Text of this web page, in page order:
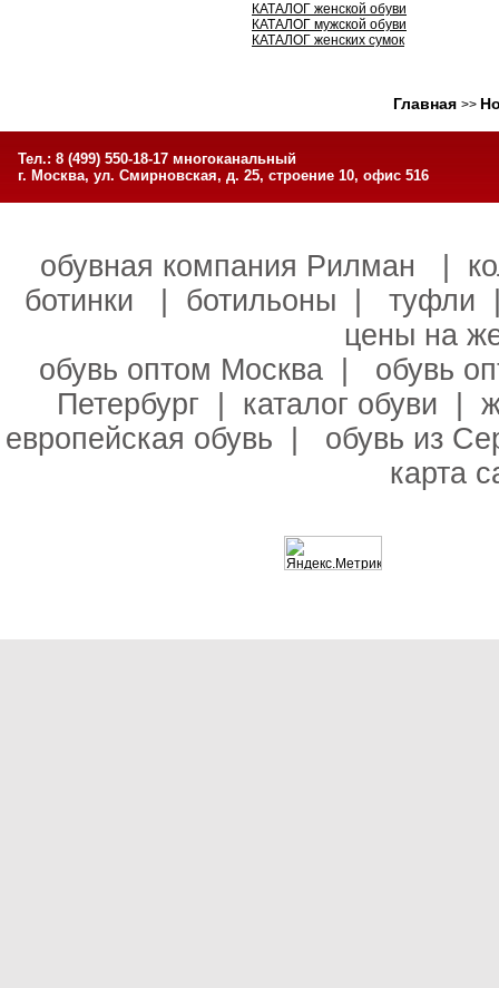
КАТАЛОГ женской обуви
КАТАЛОГ мужской обуви
КАТАЛОГ женских сумок
Главная >>
Тел.: 8 (499) 550-18-17 многоканальный
г. Москва, ул. Смирновская, д. 25, строение 10, офис 516
обувная компания Рилман
ботинки
ботильоны туфли
цены на
обувь оптом Москва
обувь
Петербург
каталог обуви
европейская обувь
обувь из
карта